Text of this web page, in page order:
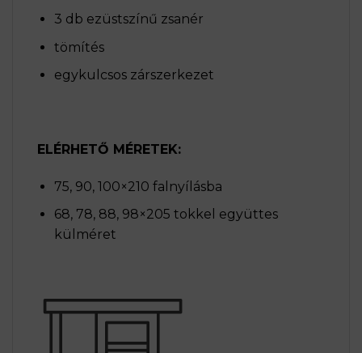
3 db ezüstszínű zsanér
tömítés
egykulcsos zárszerkezet
ELÉRHETŐ MÉRETEK:
75, 90, 100×210 falnyílásba
68, 78, 88, 98×205 tokkel együttes
külméret